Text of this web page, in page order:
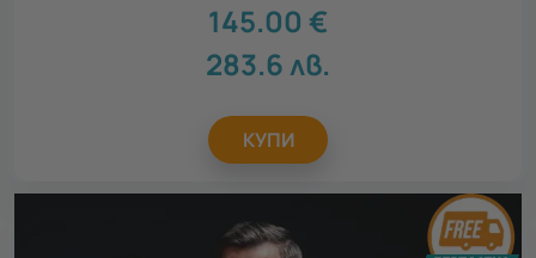
145.00 €
283.6лв.
КУПИ